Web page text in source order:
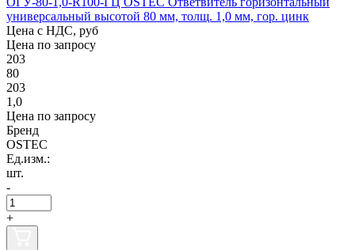
универсальный высотой 80 мм, толщ. 1,0 мм, гор. цинк
Цена с НДС, руб
Цена по запросу
203
80
203
1,0
Цена по запросу
Бренд
OSTEC
Ед.изм.:
шт.
-
+